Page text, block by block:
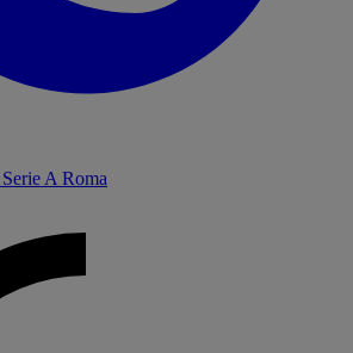
Serie A Roma